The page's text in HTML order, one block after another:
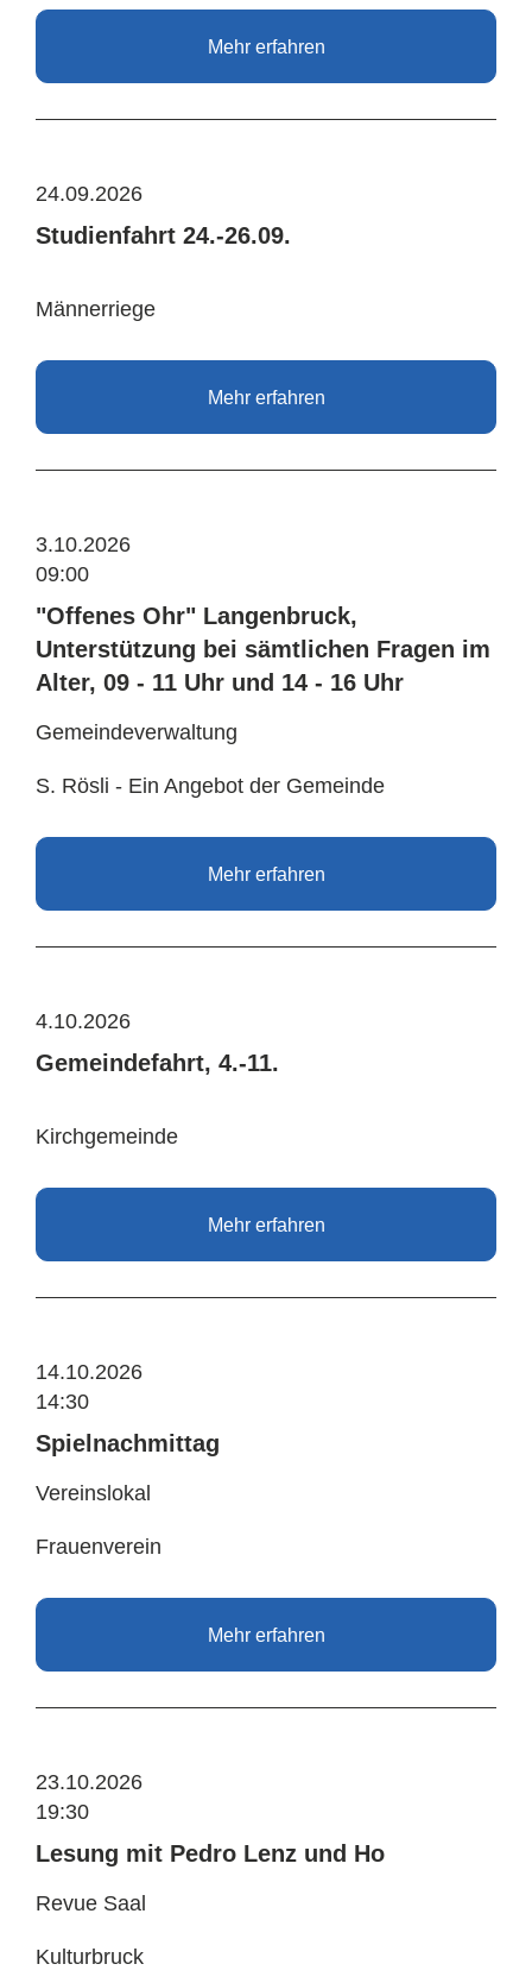
Mehr erfahren
24.09.2026
Studienfahrt 24.-26.09.
Männerriege
Mehr erfahren
3.10.2026
09:00
"Offenes Ohr" Langenbruck,
Unterstützung bei sämtlichen Fragen im
Alter, 09 - 11 Uhr und 14 - 16 Uhr
Gemeindeverwaltung
S. Rösli - Ein Angebot der Gemeinde
Mehr erfahren
4.10.2026
Gemeindefahrt, 4.-11.
Kirchgemeinde
Mehr erfahren
14.10.2026
14:30
Spielnachmittag
Vereinslokal
Frauenverein
Mehr erfahren
23.10.2026
19:30
Lesung mit Pedro Lenz und Ho
Revue Saal
Kulturbruck